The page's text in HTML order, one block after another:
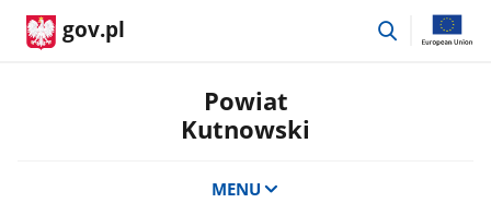
gov.pl
przejdź
Powiat
Kutnowski
MENU